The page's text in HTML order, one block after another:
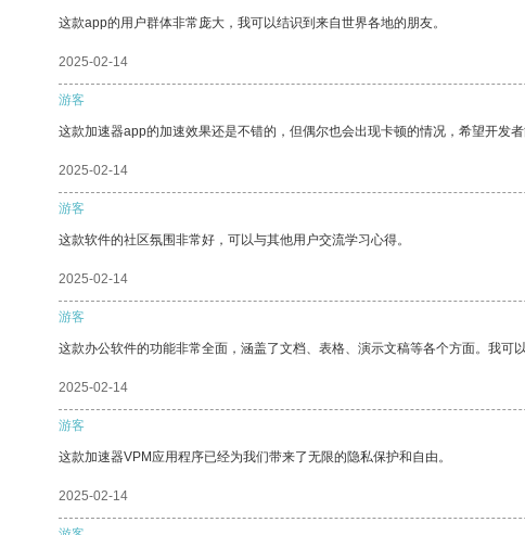
这款app的用户群体非常庞大，我可以结识到来自世界各地的朋友。
2025-02-14
游客
这款加速器app的加速效果还是不错的，但偶尔也会出现卡顿的情况，希望开发者
2025-02-14
游客
这款软件的社区氛围非常好，可以与其他用户交流学习心得。
2025-02-14
游客
这款办公软件的功能非常全面，涵盖了文档、表格、演示文稿等各个方面。我可
2025-02-14
游客
这款加速器VPM应用程序已经为我们带来了无限的隐私保护和自由。
2025-02-14